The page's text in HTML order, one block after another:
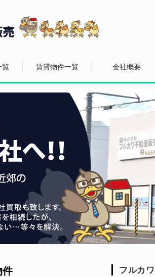
覧 賃貸物件一覧 会社概要
件 フルカ